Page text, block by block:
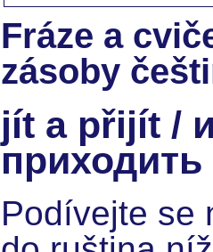
Fráze a
zásoby
jít a přijít /
приходить
Podívejte se